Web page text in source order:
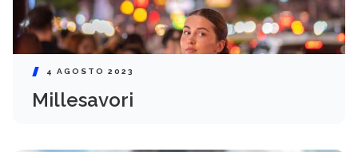
4 AGOSTO 2023
Millesavori